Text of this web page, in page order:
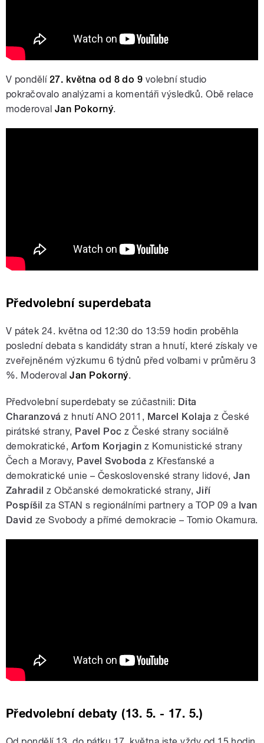
V pondělí 27. května od 8 do 9 volební studio
pokračovalo analýzami a komentáři výsledků. Obě relace
moderoval Jan Pokorný.
Předvolební superdebata
V pátek 24. května od 12:30 do 13:59 hodin proběhla
poslední debata s kandidáty stran a hnutí, které získaly ve
zveřejněném výzkumu 6 týdnů před volbami v průměru 3
%. ModerovalJan Pokorný.
Předvolební superdebaty se zúčastnili: Dita
Charanzová z hnutí ANO 2011, Marcel Kolaja z České
pirátské strany, Pavel Poc z České strany sociálně
demokratické, Arťom Korjagin z Komunistické strany
Čech a Moravy, Pavel Svoboda z Křesťanské a
demokratické unie – Československé strany lidové,Jan
Zahradil z Občanské demokratické strany, Jiří
Pospíšil za STAN s regionálními partnery a TOP 09 a Ivan
David ze Svobody a přímé demokracie – Tomio Okamura.
Předvolební debaty (13. 5. - 17. 5.)